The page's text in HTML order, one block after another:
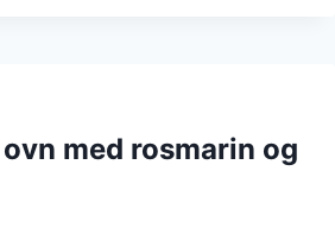
med rosmarin og